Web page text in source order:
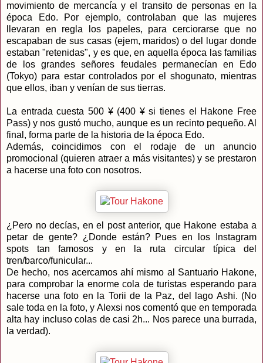
movimiento de mercancía y el transito de personas en la
época Edo. Por ejemplo, controlaban que las mujeres
llevaran en regla los papeles, para cerciorarse que no
escapaban de sus casas (ejem, maridos) o del lugar donde
estaban "retenidas", y es que, en aquella época las familias
de los grandes señores feudales permanecían en Edo
(Tokyo) para estar controlados por el shogunato, mientras
que ellos, iban y venían de sus tierras.
La entrada cuesta 500 ¥ (400 ¥ si tienes el Hakone Free
Pass) y nos gustó mucho, aunque es un recinto pequeño. Al
final, forma parte de la historia de la época Edo.
Además, coincidimos con el rodaje de un anuncio
promocional (quieren atraer a más visitantes) y se prestaron
a hacerse una foto con nosotros.
¿Pero no decías, en el post anterior, que Hakone estaba a
petar de gente? ¿Donde están? Pues en los Instagram
spots tan famosos y en la ruta circular típica del
tren/barco/funicular...
De hecho, nos acercamos ahí mismo al Santuario Hakone,
para comprobar la enorme cola de turistas esperando para
hacerse una foto en la Torii de la Paz, del lago Ashi. (No
sale toda en la foto, y Alexsi nos comentó que en temporada
alta hay incluso colas de casi 2h... Nos parece una burrada,
la verdad).